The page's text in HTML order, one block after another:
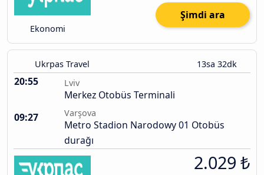
Ekonomi
Şimdi ara
Ukrpas Travel 13sa 32dk
20:55 Lviv
Merkez Otobüs Terminali
09:27
Varşova
Metro Stadion Narodowy 01 Otobüs
durağı
2.029 ₺